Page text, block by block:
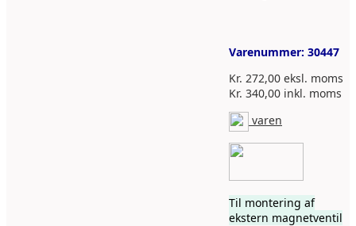
Varenummer: 30447
Kr. 272,00 eksl. moms
Kr. 340,00 inkl. moms
varen
Til montering af
ekstern magnetventil